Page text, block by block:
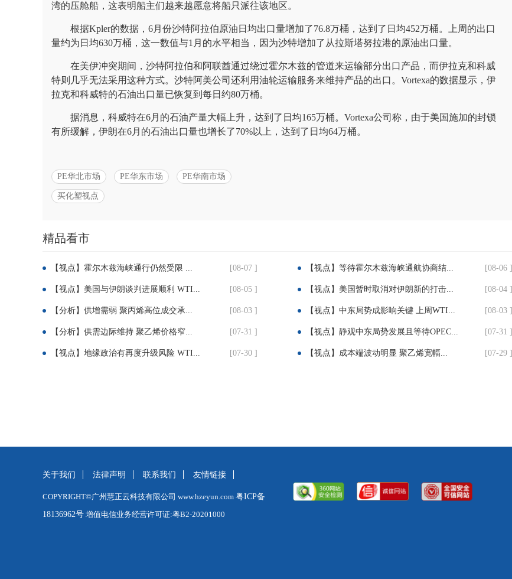
湾的压舱船，这表明船主们越来越愿意将船只派往该地区。
根据Kpler的数据，6月份沙特阿拉伯原油日均出口量增加了76.8万桶，达到了日均452万桶。上周的出口
量约为日均630万桶，这一数值与1月的水平相当，因为沙特增加了从拉斯塔努拉港的原油出口量。
在美伊冲突期间，沙特阿拉伯和阿联酋通过绕过霍尔木兹的管道来运输部分出口产品，而伊拉克和科威
特则几乎无法采用这种方式。沙特阿美公司还利用油轮运输服务来维持产品的出口。Vortexa的数据显示，伊
拉克和科威特的石油出口量已恢复到每日约80万桶。
据消息，科威特在6月的石油产量大幅上升，达到了日均165万桶。Vortexa公司称，由于美国施加的封锁
有所缓解，伊朗在6月的石油出口量也增长了70%以上，达到了日均64万桶。
PE华北市场 PE华东市场 PE华南市场
买化塑视点
分
精品看市
【视点】霍尔木兹海峡通行仍然受限 ... [08-07 ] 【视点】等待霍尔木兹海峡通航协商结... [08-06 ]
【视点】美国与伊朗谈判进展顺利 WTI... [08-05 ] 【视点】美国暂时取消对伊朗新的打击... [08-04 ]
【分析】供增需弱 聚丙烯高位成交承... [08-03 ] 【视点】中东局势成影响关键 上周WTI... [08-03 ]
【分析】供需边际维持 聚乙烯价格窄... [07-31 ] 【视点】静观中东局势发展且等待OPEC... [07-31 ]
【视点】地缘政治有再度升级风险 WTI... [07-30 ] 【视点】成本端波动明显 聚乙烯宽幅... [07-29 ]
关于我们 法律声明 联系我们 友情链接
COPYRIGHT©广州慧正云科技有限公司 www.hzeyun.com 粤ICP备
18136962号 增值电信业务经营许可证:粤B2-20201000